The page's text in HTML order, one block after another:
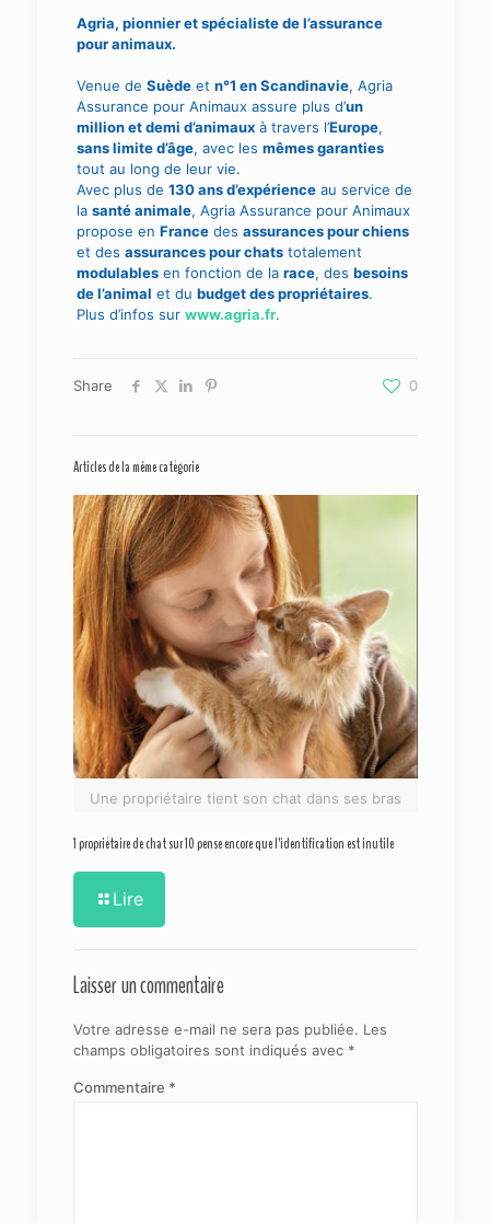
Agria, pionnier et spécialiste de l’assurance
pour animaux.
Venue de Suèdeet n°1 en Scandinavie, Agria
Assurance pour Animaux assure plus d’un
million et demi d’animauxà travers l’Europe,
sans limite d’âge, avec les mêmes garanties
tout au long de leur vie.
Avec plus de 130 ans d’expérienceau service de
la santé animale, Agria Assurance pour Animaux
propose en Francedes assurances pour chiens
et des assurances pour chatstotalement
modulablesen fonction de la race, des besoins
de l’animal et du budget des propriétaires.
Plus d’infos sur www.agria.fr.
Share 0
Articles de la même catégorie
Une propriétaire tient son chat dans ses bras
1 propriétaire de chat sur 10 pense encore que l’identification est inutile
Lire
Laisser un commentaire
Votre adresse e-mail ne sera pas publiée. Les
champs obligatoires sont indiqués avec *
Commentaire *